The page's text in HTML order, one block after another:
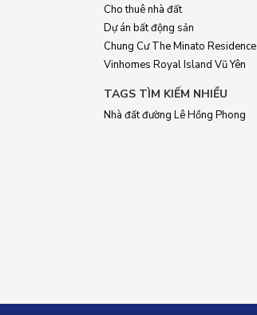
Cho thuê nhà đất
Dự án bất động sản
Chung Cư The Minato Residence
Vinhomes Royal Island Vũ Yên
TAGS TÌM KIẾM NHIỀU
Nhà đất đường Lê Hồng Phong